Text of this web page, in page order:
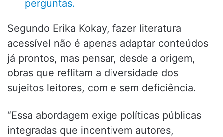
perguntas.
Segundo Erika Kokay, fazer literatura
acessível não é apenas adaptar conteúdos
já prontos, mas pensar, desde a origem,
obras que reflitam a diversidade dos
sujeitos leitores, com e sem deficiência.
“Essa abordagem exige políticas públicas
integradas que incentivem autores,